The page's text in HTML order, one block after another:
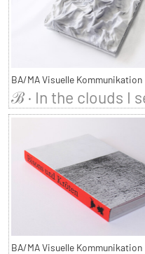
BA/MA Visuelle Kommunikation
ℬ · In the clouds I
BA/MA Visuelle Kommunikation